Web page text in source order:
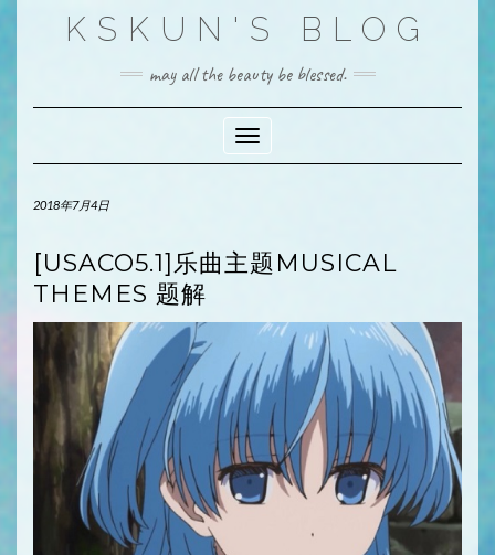
KSKUN'S BLOG
may all the beauty be blessed.
Toggle Navigation
2018年7月4日
[USACO5.1]乐曲主题MUSICAL
THEMES 题解